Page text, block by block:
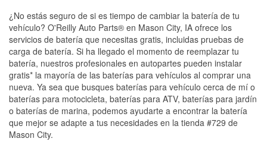
¿No estás seguro de si es tiempo de cambiar la batería de tu
vehículo? O'Reilly Auto Parts® en Mason City, IA ofrece los
servicios de batería que necesitas gratis, incluidas pruebas de
carga de batería. Si ha llegado el momento de reemplazar tu
batería, nuestros profesionales en autopartes pueden instalar
gratis* la mayoría de las baterías para vehículos al comprar una
nueva. Ya sea que busques baterías para vehículo cerca de mí o
baterías para motocicleta, baterías para ATV, baterías para jardín
o baterías de marina, podemos ayudarte a encontrar la batería
que mejor se adapte a tus necesidades en la tienda #729 de
Mason City.